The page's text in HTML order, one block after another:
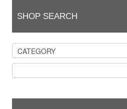
SHOP SEARCH